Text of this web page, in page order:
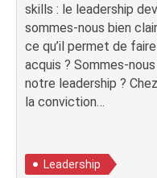
skills : le leadership
sommes-nous bien
ce qu’il permet de
acquis ? Sommes-
notre leadership ?
la conviction…
Leadership